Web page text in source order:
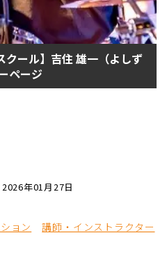
クール】吉住 雄一（よしず
ページ
年01月27日
ョン 講師・インストラクター